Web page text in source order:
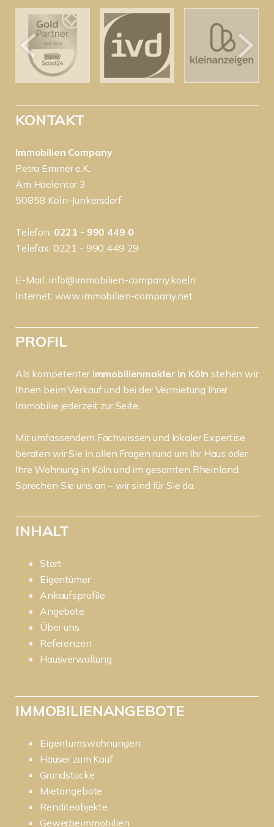
KONTAKT
Immobilien Company
Petra Emmer e.K.
Am Haelentor 3
50858 Köln-Junkersdorf
Telefon: 0221 - 990 449 0
Telefax: 0221 - 990 449 29
E-Mail: info@immobilien-company.koeln
Internet: www.immobilien-company.net
PROFIL
Als kompetenter Immobilienmakler in Kölnstehen wir
Ihnen beim Verkauf und bei der Vermietung Ihrer
Immobilie jederzeit zur Seite.
Mit umfassendem Fachwissen und lokaler Expertise
beraten wir Sie in allen Fragen rund um Ihr Haus oder
Ihre Wohnung in Köln und im gesamten Rheinland.
Sprechen Sie uns an – wir sind für Sie da.
INHALT
Start
Eigentümer
Ankaufsprofile
Angebote
Über uns
Referenzen
Hausverwaltung
IMMOBILIENANGEBOTE
Eigentumswohnungen
Häuser zum Kauf
Grundstücke
Mietangebote
Renditeobjekte
Gewerbeimmobilien